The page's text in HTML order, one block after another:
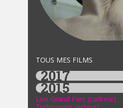
TOUS MES FILMS
2017
2015
Live Grand Parc (cadreur)